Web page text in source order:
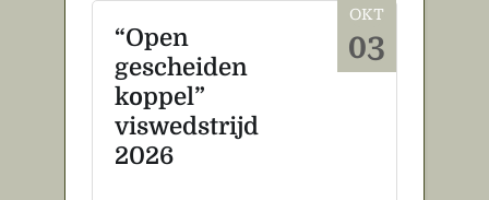
OKT
03
“Open
gescheiden
koppel”
viswedstrijd
2026